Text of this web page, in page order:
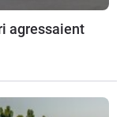
agressaient